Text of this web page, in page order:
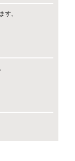
す。